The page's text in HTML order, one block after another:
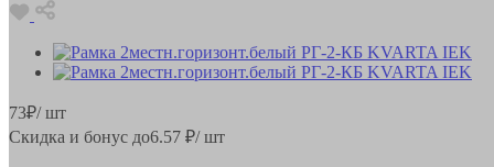
73₽/ шт
Скидка и бонус до6.57 ₽/ шт